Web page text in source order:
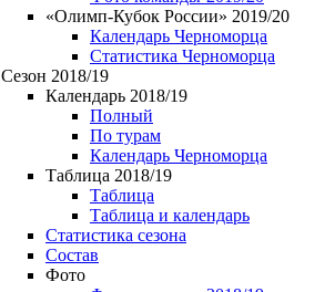
«Олимп-Кубок России» 2019/20
Календарь Черноморца
Статистика Черноморца
Сезон 2018/19
Календарь 2018/19
Полный
По турам
Календарь Черноморца
Таблица 2018/19
Таблица
Таблица и календарь
Статистика сезона
Состав
Фото